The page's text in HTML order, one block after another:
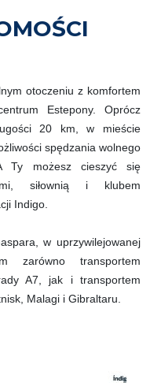
otoczeniu z komfortem
Estepony. Oprócz
20 km, w mieście
spędzania wolnego
Ty możesz cieszyć się
siłownią i klubem
Indigo.
w uprzywilejowanej
zarówno transportem
A7, jak i transportem
Malagi i Gibraltaru.